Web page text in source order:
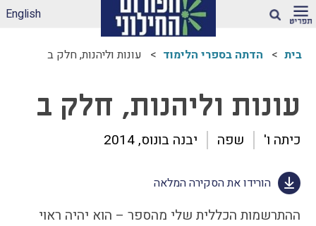
ונטול הדתה
דיווחי הדתה: עדכונים
מהשטח
עמותות דתיות בגנים
– מה ניתן לעשות?
English
בית הדתה בספרי הלימוד עונות וליהנות, חלק ב
עונות וליהנות, חלק ב
כיתה ו' שפה יבנה בונוס, 2014
הורידו את הסקירה המלאה
ההתרשמות הכללית שלי מהספר – הוא יהיה ראוי